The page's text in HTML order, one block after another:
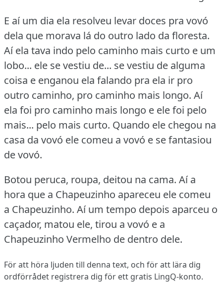
E aí um dia ela resolveu levar doces pra vovó
dela que morava lá do outro lado da floresta.
Aí ela tava indo pelo caminho mais curto e um
lobo... ele se vestiu de... se vestiu de alguma
coisa e enganou ela falando pra ela ir pro
outro caminho, pro caminho mais longo. Aí
ela foi pro caminho mais longo e ele foi pelo
mais... pelo mais curto. Quando ele chegou na
casa da vovó ele comeu a vovó e se fantasiou
de vovó.
Botou peruca, roupa, deitou na cama. Aí a
hora que a Chapeuzinho apareceu ele comeu
a Chapeuzinho. Aí um tempo depois aparceu o
caçador, matou ele, tirou a vovó e a
Chapeuzinho Vermelho de dentro dele.
För att höra ljuden till denna text, och för att lära dig
ordförrådet registrera dig för ett gratis LingQ-konto.